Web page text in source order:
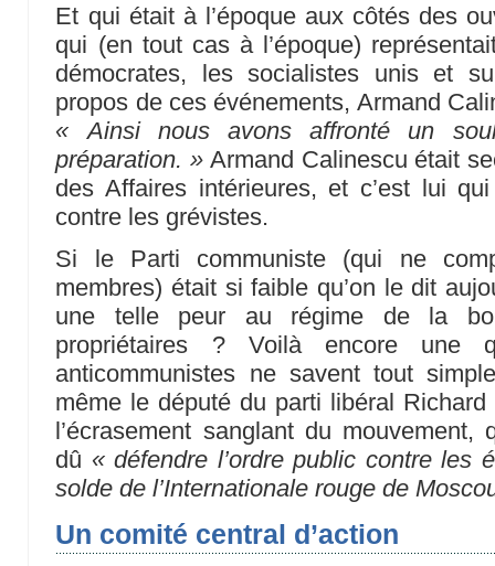
Et qui était à l’époque aux côtés des
qui (en tout cas à l’époque)
démocrates, les socialistes unis et
propos de ces événements, Armand
« Ainsi nous avons affronté un
préparation. » Armand Calinescu était
des Affaires intérieures, et c’est lui
contre les grévistes.
Si le Parti communiste (qui ne
membres) était si faible qu’on le dit
une telle peur au régime de la
propriétaires ? Voilà encore une
anticommunistes ne savent tout
même le député du parti libéral
l’écrasement sanglant du mouvement,
dû « défendre l’ordre public contre les
solde de l’Internationale rouge de
Un comité central d’action